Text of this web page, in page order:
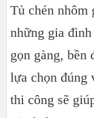
Tủ chén nhôm
những gia
gọn gàng,
lựa chọn đúng
thi công sẽ